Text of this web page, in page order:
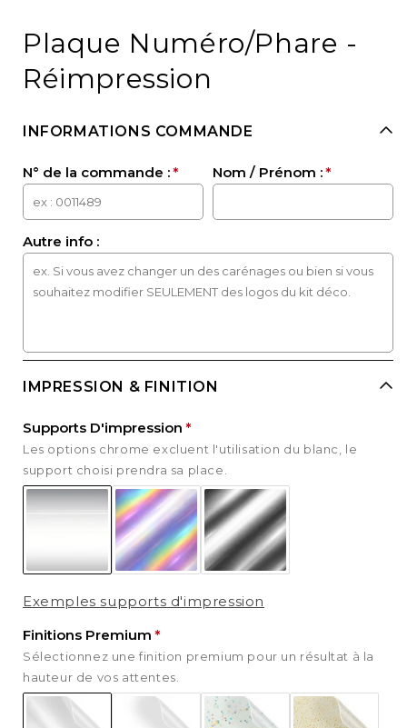
in
modal
Plaque Numéro/Phare -
Réimpression
INFORMATIONS COMMANDE
N° de la commande : Nom / Prénom :
Autre info :
IMPRESSION & FINITION
Supports D'impression
Les options chrome excluent l'utilisation du blanc, le
support choisi prendra sa place.
Exemples supports d'impression
Finitions Premium
Sélectionnez une finition premium pour un résultat à la
hauteur de vos attentes.